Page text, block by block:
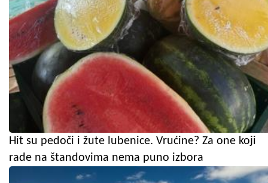
Hit su pedoči i žute lubenice. Vrućine? Za one koji
rade na štandovima nema puno izbora